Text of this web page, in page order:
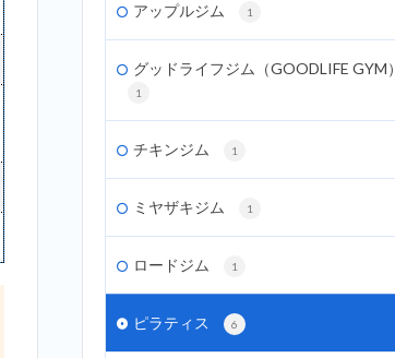
アップルジム 1
グッドライフジム（GOODLIFE GYM）
1
チキンジム 1
ミヤザキジム 1
ロードジム 1
ピラティス 6